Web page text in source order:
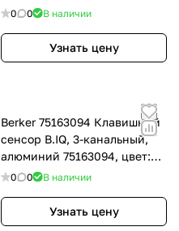
0 0 В наличии
Узнать цену
Berker 75163094 Клавишный
сенсор B.IQ, 3-канальный,
алюминий 75163094, цвет:
Серый, оттенок: Анодный
0 0 В наличии
Узнать цену